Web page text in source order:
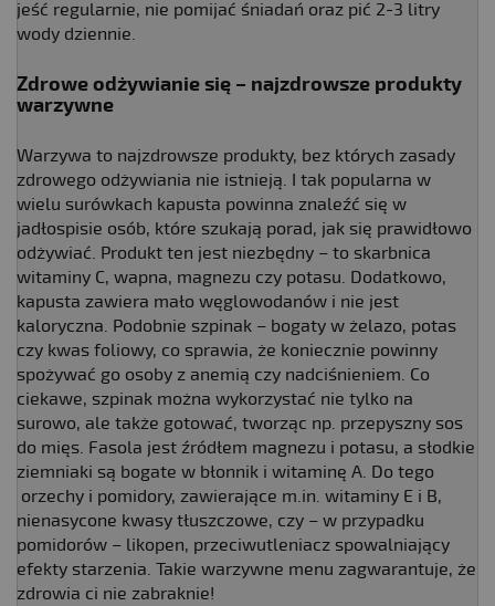
jeść regularnie, nie pomijać śniadań oraz pić 2-3 litry
wody dziennie.
Zdrowe odżywianie się – najzdrowsze produkty
warzywne
Warzywa to najzdrowsze produkty, bez których zasady
zdrowego odżywiania nie istnieją. I tak popularna w
wielu surówkach kapusta powinna znaleźć się w
jadłospisie osób, które szukają porad, jak się prawidłowo
odżywiać. Produkt ten jest niezbędny – to skarbnica
witaminy C, wapna, magnezu czy potasu. Dodatkowo,
kapusta zawiera mało węglowodanów i nie jest
kaloryczna. Podobnie szpinak – bogaty w żelazo, potas
czy kwas foliowy, co sprawia, że koniecznie powinny
spożywać go osoby z anemią czy nadciśnieniem. Co
ciekawe, szpinak można wykorzystać nie tylko na
surowo, ale także gotować, tworząc np. przepyszny sos
do mięs. Fasola jest źródłem magnezu i potasu, a słodkie
ziemniaki są bogate w błonnik i witaminę A. Do tego
orzechy i pomidory, zawierające m.in. witaminy E i B,
nienasycone kwasy tłuszczowe, czy – w przypadku
pomidorów – likopen, przeciwutleniacz spowalniający
efekty starzenia. Takie warzywne menu zagwarantuje, że
zdrowia ci nie zabraknie!